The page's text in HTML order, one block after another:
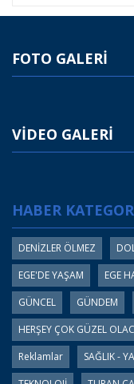
FOTO GALERİ
VİDEO GALERİ
HABER
DENİZLER ÖLMEZ
EGE'DE YAŞAM
EGE
GÜNCEL
GÜNDEM
HERŞEY ÇOK GÜZEL
Reklamlar
SAĞLIK -